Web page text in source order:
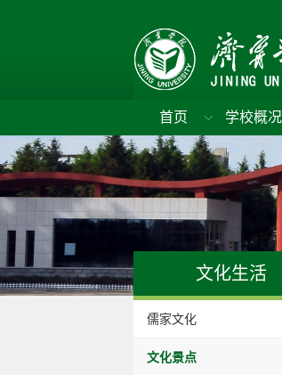
首页 学校概况
文化生活
儒家文化
文化景点